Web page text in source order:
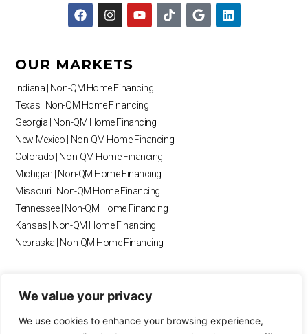
We value your privacy
We use cookies to enhance your browsing experience,
F
a
b
o
o
k
I
n
a
g
r
a
m
Y
o
e
T
i
G
o
L
i
OUR MARKETS
Indiana | Non-QM Home Financing
Texas | Non-QM Home Financing
Georgia | Non-QM Home Financing
New Mexico | Non-QM Home Financing
Colorado | Non-QM Home Financing
Michigan | Non-QM Home Financing
Missouri | Non-QM Home Financing
Tennessee | Non-QM Home Financing
Kansas | Non-QM Home Financing
Nebraska | Non-QM Home Financing
Payment Calculator